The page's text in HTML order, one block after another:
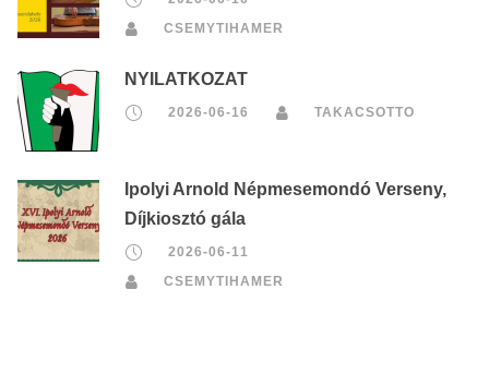
CSEMYTIHAMER
NYILATKOZAT
2026-06-16 TAKACSOTTO
Ipolyi Arnold Népmesemondó Verseny,
Díjkiosztó gála
2026-06-11
CSEMYTIHAMER